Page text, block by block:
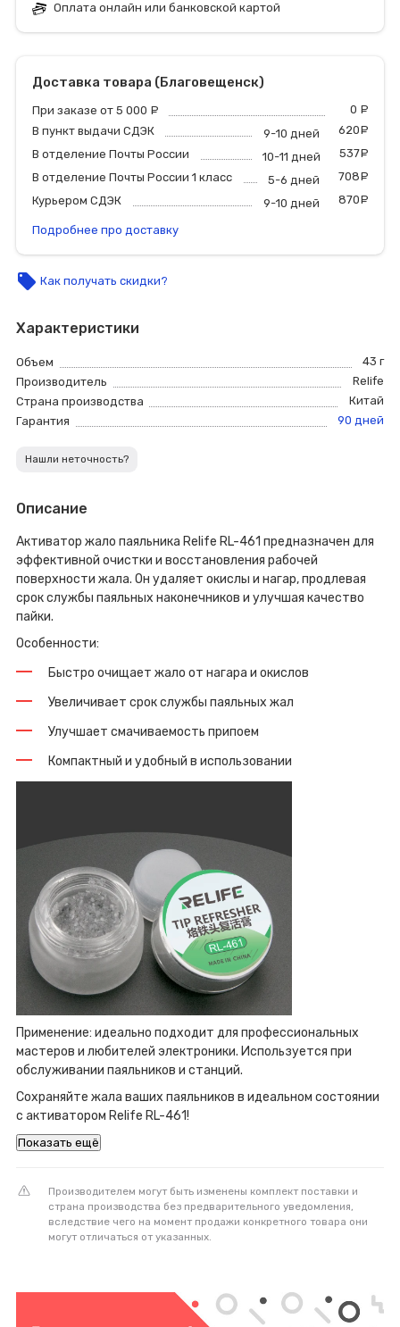
Оплата онлайн или банковской картой
Доставка товара (Благовещенск)
При заказе от 5 000 0
В пункт выдачи СДЭК
9-10 дней 620
В отделение Почты России
10-11 дней 537
В отделение Почты России 1 класс
5-6 дней 708
Курьером СДЭК
9-10 дней 870
Подробнее про доставку
local_offer Как получать скидки?
Характеристики
Объем
43 г
Производитель
Relife
Страна производства
Китай
Гарантия
90 дней
Нашли неточность?
Описание
Активатор жало паяльника Relife RL-461 предназначен для
эффективной очистки и восстановления рабочей
поверхности жала. Он удаляет окислы и нагар, продлевая
срок службы паяльных наконечников и улучшая качество
пайки.
Особенности:
Быстро очищает жало от нагара и окислов
Увеличивает срок службы паяльных жал
Улучшает смачиваемость припоем
Компактный и удобный в использовании
Применение: идеально подходит для профессиональных
мастеров и любителей электроники. Используется при
обслуживании паяльников и станций.
Сохраняйте жала ваших паяльников в идеальном состоянии
с активатором Relife RL-461!
Показать ещё
Производителем могут быть изменены комплект поставки и
страна производства без предварительного уведомления,
вследствие чего на момент продажи конкретного товара они
могут отличаться от указанных.